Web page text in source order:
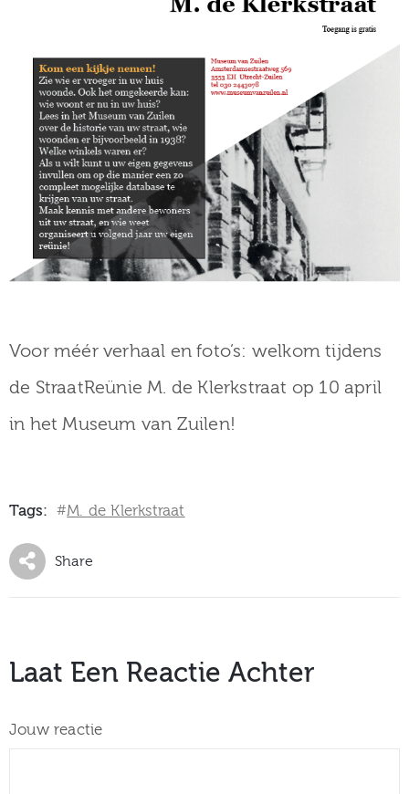
Voor méér verhaal en foto’s: welkom tijdens
de StraatReünie M. de Klerkstraat op 10 april
in het Museum van Zuilen!
Tags: #M. de Klerkstraat
Share
Laat Een Reactie Achter
Jouw reactie